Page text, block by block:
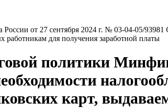
от 27 сентября 2024 г. № 03-04-05/
работникам для получения заработной платы
политики
карт,